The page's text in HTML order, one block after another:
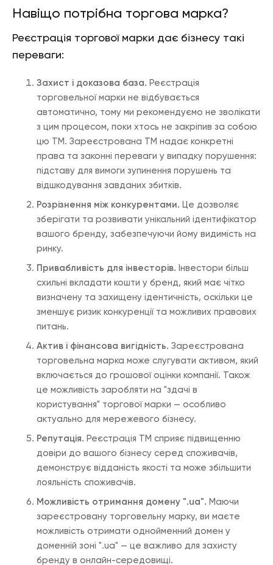
Навіщо потрібна торгова марка?
Реєстрація торгової марки дає бізнесу такі
переваги:
Захист і доказова база. Реєстрація
торговельної марки не відбувається
автоматично, тому ми рекомендуємо не зволікати
з цим процесом, поки хтось не закріпив за собою
цю ТМ. Зареєстрована ТМ надає конкретні
права та законні переваги у випадку порушення:
підставу для вимоги зупинення порушень та
відшкодування завданих збитків.
Розрізнення між конкурентами. Це дозволяє
зберігати та розвивати унікальний ідентифікатор
вашого бренду, забезпечуючи йому видимість на
ринку.
Привабливість для інвесторів. Інвестори більш
схильні вкладати кошти у бренд, який має чітко
визначену та захищену ідентичність, оскільки це
зменшує ризик конкуренції та можливих правових
питань.
Актив і фінансова вигідність. Зареєстрована
торговельна марка може слугувати активом, який
включається до грошової оцінки компанії. Також
це можливість заробляти на "здачі в
користування" торгової марки — особливо
актуально для мережевого бізнесу.
Репутація. Реєстрація ТМ сприяє підвищенню
довіри до вашого бізнесу серед споживачів,
демонструє відданість якості та може збільшити
лояльність споживачів.
Можливість отримання домену ".ua". Маючи
зареєстровану торговельну марку, ви маєте
можливість отримати однойменний домен у
доменній зоні ".ua" — це важливо для захисту
бренду в онлайн-середовищі.